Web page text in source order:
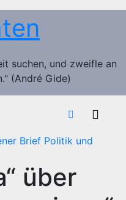
suchen, und zweifle an
(André Gide)
Brief Politik und
über